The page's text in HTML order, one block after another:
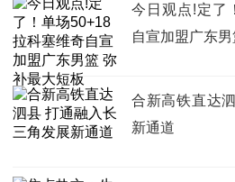
今日观点!定了
自宣加盟广东
合新高铁直达
新通道